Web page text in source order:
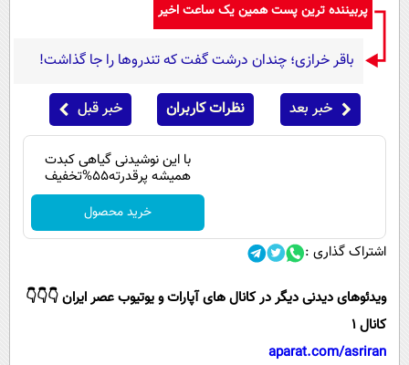
پربیننده ترین پست همین یک ساعت اخیر
باقر خرازی؛ چندان درشت گفت که تندروها را جا گذاشت!
خبر بعد نظرات کاربران خبر قبل
با این نوشیدنی گیاهی کبدت
همیشه پرقدرته55%تخفیف
خرید محصول
اشتراک گذاری :
ویدئوهای دیدنی دیگر در کانال های آپارات و یوتیوب عصر ایران 👇👇👇
کانال 1
aparat.com/asriran